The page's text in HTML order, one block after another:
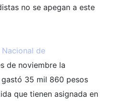
no se apegan a este
de
de noviembre la
35 mil 860 pesos
que tienen asignada en